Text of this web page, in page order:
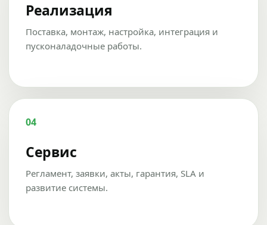
Реализация
Поставка, монтаж, настройка, интеграция и
пусконаладочные работы.
04
Сервис
Регламент, заявки, акты, гарантия, SLA и
развитие системы.